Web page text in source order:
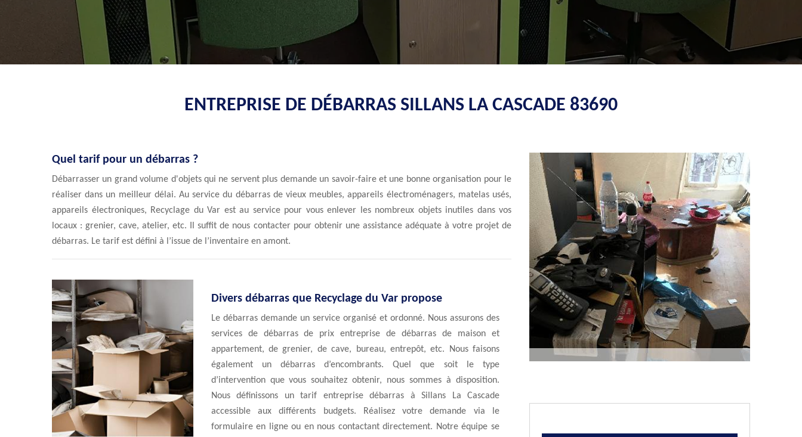
ENTREPRISE DE DÉBARRAS SILLANS LA CASCADE 83690
Quel tarif pour un débarras ?
Débarrasser un grand volume d'objets qui ne servent plus demande un savoir-faire et une bonne organisation pour le
réaliser dans un meilleur délai. Au service du débarras de vieux meubles, appareils électroménagers, matelas usés,
appareils électroniques, Recyclage du Var est au service pour vous enlever les nombreux objets inutiles dans vos
locaux : grenier, cave, atelier, etc. Il suffit de nous contacter pour obtenir une assistance adéquate à votre projet de
débarras. Le tarif est défini à l’issue de l’inventaire en amont.
Divers débarras que Recyclage du Var propose
Le débarras demande un service organisé et ordonné. Nous assurons des
services de débarras de prix entreprise de débarras de maison et
appartement, de grenier, de cave, bureau, entrepôt, etc. Nous faisons
également un débarras d’encombrants. Quel que soit le type
d’intervention que vous souhaitez obtenir, nous sommes à disposition.
Nous définissons un tarif entreprise débarras à Sillans La Cascade
accessible aux différents budgets. Réalisez votre demande via le
formulaire en ligne ou en nous contactant directement. Notre équipe se